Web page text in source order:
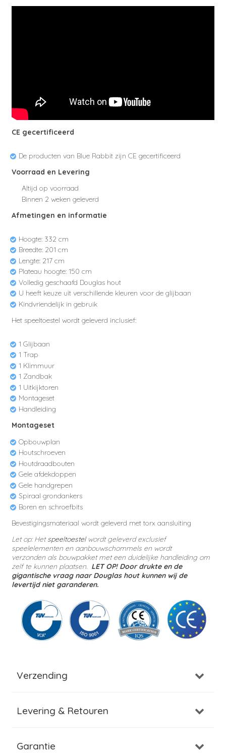
CE gecertificeerd
De producten van Blue Rabbit zijn CE gecertificeerd
Voorraad en Levering
Altijd op voorraad
Binnen 2 weken geleverd
Afmetingen en informatie
Hoogte: 332 cm
Breedte: 201 cm
Lengte: 217 cm
Plateau hoogte: 150 cm
Volledig geschaafd Douglas hout
U heeft keuze uit verschillende kleuren voor de glijbaan
Kindvriendelijk in gebruik
Het speeltoestel wordt geleverd inclusief:
1 Glijbaan
1 Trap
1 Klimmuur
1 Zandbak
1 Uitkijktoren
Montageset
Handleiding
Montageset
Opbouwplan
Houtschroeven
Houtdraadbouten
Gele afdekdoppen
Gele handgrepen
Spiraal grondankers
Boren en schroefbits
Bevestigingsmateriaal wordt geleverd met torx aansluiting
Let op: Hetspeeltoestelwordt geleverdexclusief
speelelementen en aanbouwschommels en wordt
verzonden als bouwpakket met een duidelijke handleiding om
zelf te kunnen plaatsen. LET OP! Door drukte en de
gigantische vraag naar Douglas hout kunnen wij de
levertijd niet garanderen.
Verzending
Levering & Retouren
Garantie